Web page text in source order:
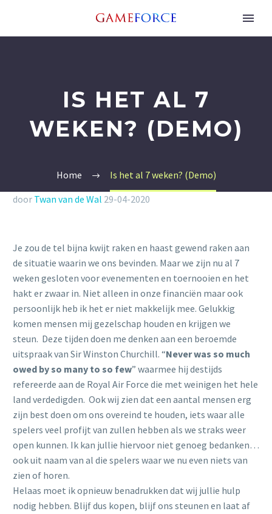
IS HET AL 7
WEKEN? (DEMO)
Home
Is het al 7 weken? (Demo)
door Twan van de Wal 29-04-2020
Je zou de tel bijna kwijt raken en haast gewend raken aan
de situatie waarin we ons bevinden. Maar we zijn nu al 7
weken gesloten voor evenementen en toernooien en het
hakt er zwaar in. Niet alleen in onze financiën maar ook
persoonlijk heb ik het er niet makkelijk mee. Gelukkig
komen mensen mij gezelschap houden en krijgen we
steun. Deze tijden doen me denken aan een beroemde
uitspraak van Sir Winston Churchill. “Never was so much
owed by so many to so few” waarmee hij destijds
refereerde aan de Royal Air Force die met weinigen het hele
land verdedigden. Ook wij zien dat een aantal mensen erg
zijn best doen om ons overeind te houden, iets waar alle
spelers veel profijt van zullen hebben als we straks weer
open kunnen. Ik kan jullie hiervoor niet genoeg bedanken…
ook uit naam van al die spelers waar we nu even niets van
zien of horen.
Helaas moet ik opnieuw benadrukken dat wij jullie hulp
nodig hebben. Blijf dus kopen, blijf ons steunen en laat af